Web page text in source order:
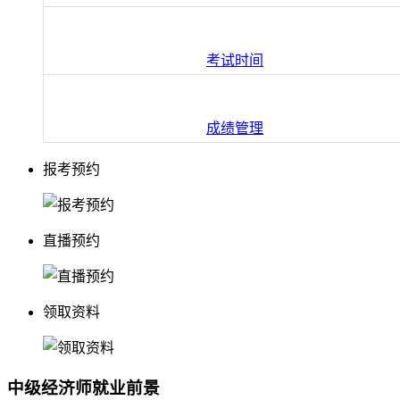
考试时间
成绩管理
报考预约
直播预约
领取资料
中级经济师就业前景